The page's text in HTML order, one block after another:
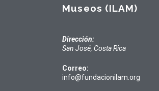
Museos (ILAM)
Dirección:
San José, Costa Rica
Correo:
info@fundacionilam.org